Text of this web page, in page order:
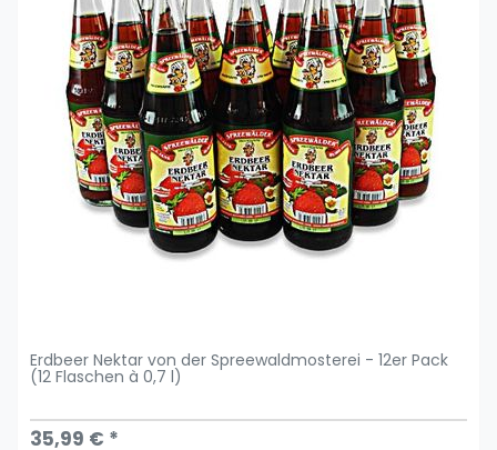
Erdbeer Nektar von der Spreewaldmosterei - 12er Pack
(12 Flaschen à 0,7 l)
35,99 € *